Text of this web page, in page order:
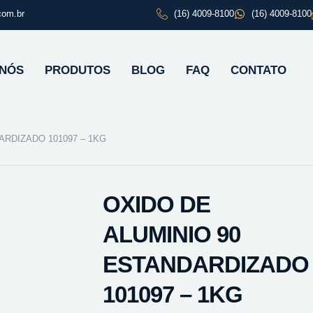
(16) 4009-8100 (16) 4009-8100
PRODUTOS BLOG FAQ CONTATO
101097 – 1KG
OXIDO DE
ALUMINIO 90
ESTANDARDIZADO
101097 – 1KG